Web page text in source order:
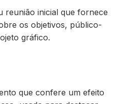
reunião inicial que fornece
os objetivos, público-
gráfico.
que confere um efeito